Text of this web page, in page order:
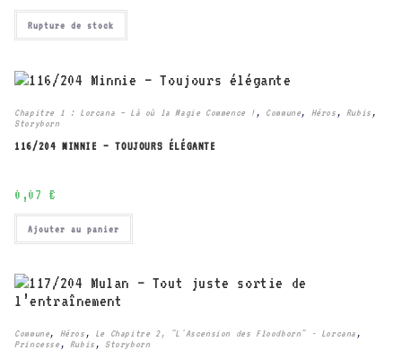
Rupture de stock
Chapitre 1 : Lorcana – Là où la Magie Commence ! , Commune, Héros , Rubis ,
Storyborn
116/204 MINNIE – TOUJOURS ÉLÉGANTE
0,07 €
Ajouter au panier
Commune, Héros , Le Chapitre 2, "L'Ascension des Floodborn" - Lorcana ,
Princesse , Rubis , Storyborn